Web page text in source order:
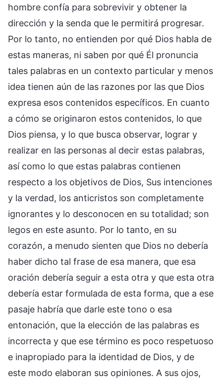
hombre confía para sobrevivir y obtener la
dirección y la senda que le permitirá progresar.
Por lo tanto, no entienden por qué Dios habla de
estas maneras, ni saben por qué Él pronuncia
tales palabras en un contexto particular y menos
idea tienen aún de las razones por las que Dios
expresa esos contenidos específicos. En cuanto
a cómo se originaron estos contenidos, lo que
Dios piensa, y lo que busca observar, lograr y
realizar en las personas al decir estas palabras,
así como lo que estas palabras contienen
respecto a los objetivos de Dios, Sus intenciones
y la verdad, los anticristos son completamente
ignorantes y lo desconocen en su totalidad; son
legos en este asunto. Por lo tanto, en su
corazón, a menudo sienten que Dios no debería
haber dicho tal frase de esa manera, que esa
oración debería seguir a esta otra y que esta otra
debería estar formulada de esta forma, que a ese
pasaje habría que darle este tono o esa
entonación, que la elección de las palabras es
incorrecta y que ese término es poco respetuoso
e inapropiado para la identidad de Dios, y de
este modo elaboran sus opiniones. A sus ojos,